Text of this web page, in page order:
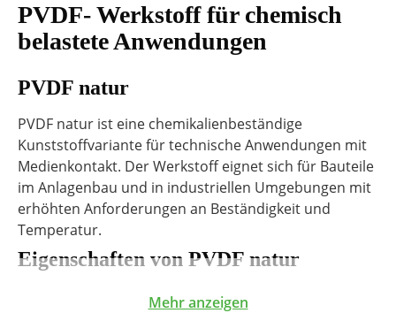
PVDF- Werkstoff für chemisch
belastete Anwendungen
PVDF natur
PVDF natur ist eine chemikalienbeständige
Kunststoffvariante für technische Anwendungen mit
Medienkontakt. Der Werkstoff eignet sich für Bauteile
im Anlagenbau und in industriellen Umgebungen mit
erhöhten Anforderungen an Beständigkeit und
Temperatur.
Eigenschaften von PVDF natur
Sehr hohe Beständigkeit gegen Säuren und
Mehr anzeigen